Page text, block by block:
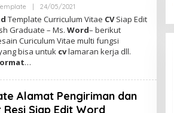
| 24/05/2021
E
H
A
M
Template Curriculum Vitae CVSiap Edit
Graduate – Ms. Word– berikut
Curiculum Vitae multi fungsi
bisa untuk cvlamaran kerja dll.
…
Alamat Pengiriman dan
Siap Edit Word